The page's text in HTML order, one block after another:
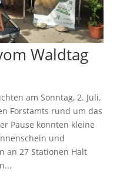
Waldtag
am Sonntag, 2. Juli,
Forstamts rund um das
Pause konnten kleine
und
an 27 Stationen Halt